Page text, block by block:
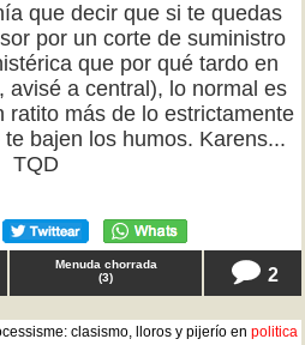
que decir que si te quedas
por un corte de suministro
que por qué tardo en
avisé a central), lo normal es
ratito más de lo estrictamente
bajen los humos. Karens...
TQD
Menuda chorrada
(3) 2
clasismo, lloros y pijerío en politica